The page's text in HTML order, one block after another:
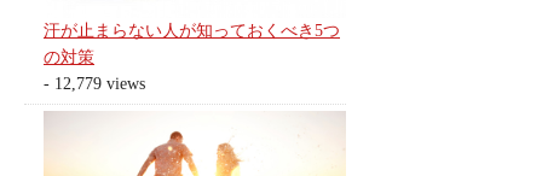
汗が止まらない人が知っておくべき5つ
の対策
- 12,779 views